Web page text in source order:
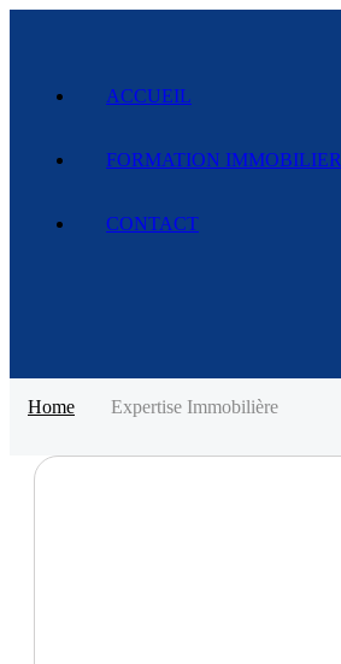
ACCUEIL
FORMATION IMMOBILIER
CONTACT
Home Expertise Immobilière